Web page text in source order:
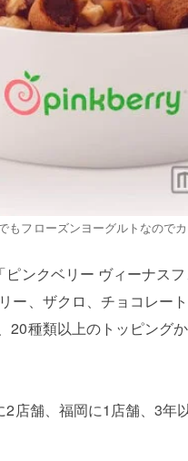
もフローズンヨーグルトなので
ンクベリー ヴィーナス
ー、ザクロ、チョコレー
20種類以上のトッピング
店舗、福岡に1店舗、3年